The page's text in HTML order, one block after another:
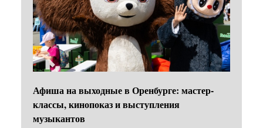
Афиша на выходные в Оренбурге: мастер-
классы, кинопоказ и выступления
музыкантов